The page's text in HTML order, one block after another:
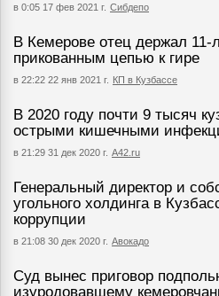
в 0:05 17 фев 2021 г. Сибдепо
В Кемерове отец держал 11-
прикованным цепью к гире
в 22:22 22 янв 2021 г. КП в Кузбассе
В 2020 году почти 9 тысяч
острыми кишечными
в 21:29 31 дек 2020 г. А42.ru
Генеральный директор и
угольного холдинга в
коррупции
в 21:08 30 дек 2020 г. Авокадо
Суд вынес приговор
изуродовавшему